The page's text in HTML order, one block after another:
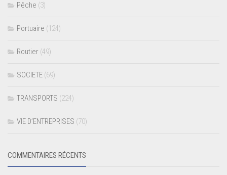
Pêche (3)
Portuaire (124)
Routier (49)
SOCIETE (69)
TRANSPORTS (224)
VIE D’ENTREPRISES (70)
COMMENTAIRES RÉCENTS